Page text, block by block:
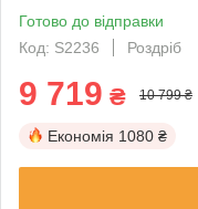
Готово до відправки
Код: S2236
Роздріб
9 719 ₴ 10 799 ₴
Економія 1080 ₴